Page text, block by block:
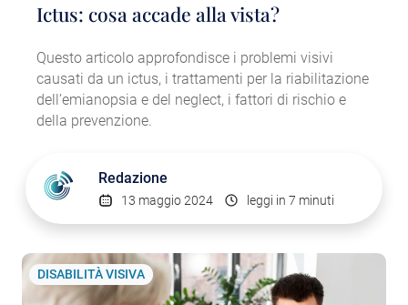
Ictus: cosa accade alla vista?
Questo articolo approfondisce i problemi visivi
causati da un ictus, i trattamenti per la riabilitazione
dell’emianopsia e del neglect, i fattori di rischio e
della prevenzione.
Redazione
13 maggio 2024 leggi in 7 minuti
DISABILITÀ VISIVA